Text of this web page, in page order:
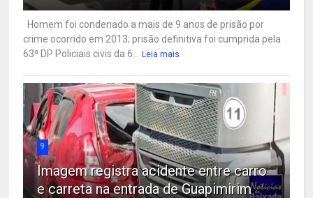
Homem foi condenado a mais de 9 anos de prisão por
crime ocorrido em 2013; prisão definitiva foi cumprida pela
63ª DP Policiais civis da 6...
Leia mais
9
Imagem registra acidente entre carro
e carreta na entrada de Guapimirim